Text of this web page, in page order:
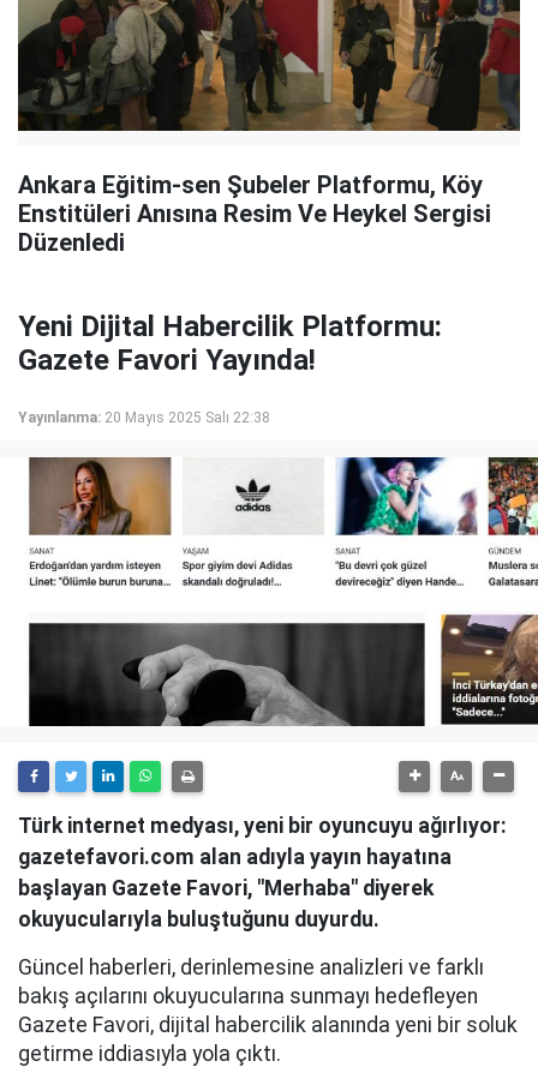
Ankara Eğitim-sen Şubeler Platformu, Köy
Enstitüleri Anısına Resim Ve Heykel Sergisi
Düzenledi
Yeni Dijital Habercilik Platformu:
Gazete Favori Yayında!
Yayınlanma: 20 Mayıs 2025 Salı 22:38
Türk internet medyası, yeni bir oyuncuyu ağırlıyor:
gazetefavori.com alan adıyla yayın hayatına
başlayan Gazete Favori, "Merhaba" diyerek
okuyucularıyla buluştuğunu duyurdu.
Güncel haberleri, derinlemesine analizleri ve farklı
bakış açılarını okuyucularına sunmayı hedefleyen
Gazete Favori, dijital habercilik alanında yeni bir soluk
getirme iddiasıyla yola çıktı.